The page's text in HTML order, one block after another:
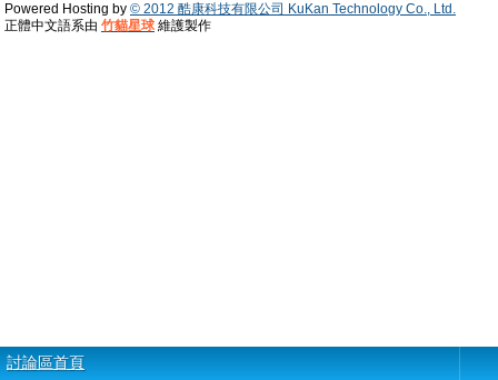
Powered Hosting by © 2012 酷康科技有限公司 KuKan Technology Co., Ltd.
正體中文語系由 竹貓星球 維護製作
討論區首頁